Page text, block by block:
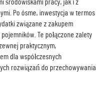
środowiskami pracy, jak i z
Po ósme, inwestycja w termos
związane z zakupem
Te połączone zalety
praktycznym,
dla współczesnych
rozwiązań do przechowywania